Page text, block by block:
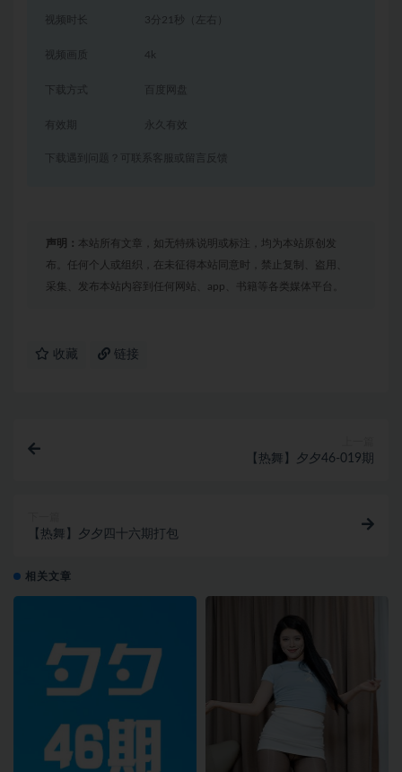
视频时长 3分21秒（左右）
视频画质 4k
下载方式 百度网盘
有效期 永久有效
下载遇到问题？可联系客服或留言反馈
声明： 本站所有文章，如无特殊说明或标注，均为本站原创发
布。任何个人或组织，在未征得本站同意时，禁止复制、盗用、
采集、发布本站内容到任何网站、app、书籍等各类媒体平台。
收藏 链接
【热舞】夕夕46-019期
【热舞】夕夕四十六期打包
相关文章